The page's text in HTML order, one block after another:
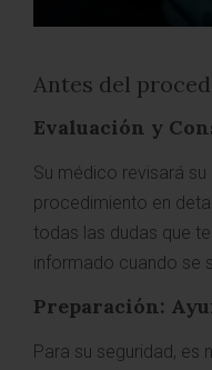
Antes del
Evaluación y
Su médico revisará
procedimiento en
todas las dudas que
informado cuando se
Preparación:
Para su seguridad, es